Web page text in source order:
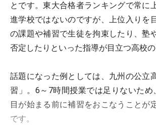
とです。東大合格者ランキングで常に
進学校ではないのですが、上位入りを
の課題や補習で生徒を拘束したり、塾
否定したりといった指導が目立つ高校の
話題になった例としては、九州の公立
習」。6～7時間授業では足りないため
目が始まる前に補習をおこなうことが
です。